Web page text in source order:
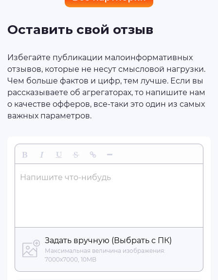
Оставить свой отзыв
Избегайте публикации малоинформативных
отзывов, которые не несут смысловой нагрузки.
Чем больше фактов и цифр, тем лучше. Если вы
рассказываете об агрегаторах, то напишите нам
о качестве офферов, все-таки это один из самых
важных параметров.
Напишите что-нибудь
Задать вручную (Выбрать с ПК)
Максимальная величина изображения:
7000x7000, 10MB